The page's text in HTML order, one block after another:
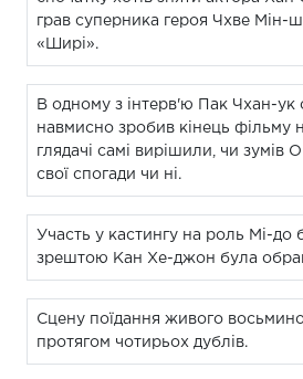
грав суперника героя Чхве Мін-
«Ширі».
В одному з інтерв'ю Пак Чхан-ук
навмисно зробив кінець фільму
глядачі самі вирішили, чи зумів
свої спогади чи ні.
Участь у кастингу на роль Мі-до
зрештою Кан Хе-джон була
Сцену поїдання живого
протягом чотирьох дублів.